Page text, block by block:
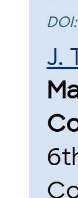
DOI:
J.